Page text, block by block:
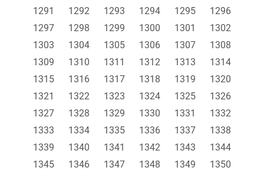
1291
1292 1293 1294 1295
1296
1297
1298 1299 1300 1301
1302
1303
1304 1305 1306 1307
1308
1309
1310 1311 1312 1313
1314
1315
1316 1317 1318 1319
1320
1321
1322 1323 1324 1325
1326
1327
1328 1329 1330 1331
1332
1333
1334 1335 1336 1337
1338
1339
1340 1341 1342 1343
1344
1345
1346 1347 1348 1349
1350